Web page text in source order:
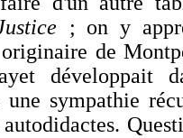
; on y
de
développait
une sympathie